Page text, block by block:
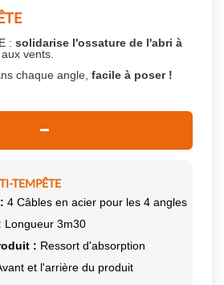
: solidarise l'ossature de l'abri à
vents.
chaque angle, facile à poser !
TEMPÊTE
4 Câbles en acier pour les 4 angles
Longueur 3m30
: Ressort d'absorption
et l'arrière du produit